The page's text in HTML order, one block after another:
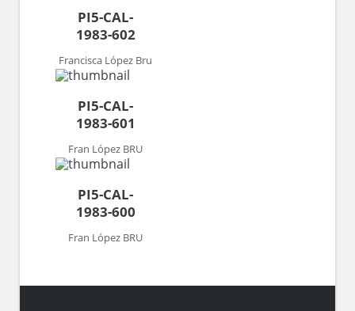
PI5-CAL-
1983-602
Francisca López Bru
PI5-CAL-
1983-601
Fran López BRU
PI5-CAL-
1983-600
Fran López BRU